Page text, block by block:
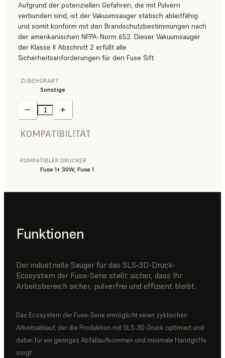
Aufgrund der potenziellen Gefahren, die mit Pulvern
verbunden sind, ist der Vakuumsauger statisch ableitfähig
und somit konform mit den Brandschutzbestimmungen nach
der amerikanischen NFPA-Norm 652. Dieser Vakuumsauger
der Klasse II Abschnitt 2 erfüllt alle
Sicherheitsanforderungen für den Fuse Sift.
ZUBEHÖRART
Sonstige
KOMPATIBILITÄT
KOMPATIBLER DRUCKER
Fuse 1+ 30W, Fuse 1
Funktionen
Der industrielle Sauger für das SLS-3D-Druck-
Ecosystem der Fuse-Serie stellt sicher, dass Ihr
Arbeitsbereich sicher, pulverfrei und effizient bleibt.
Das Ecosystem der Fuse-Serie ermöglicht einen zyklischen
Arbeitsablauf, der die Produktion mit SLS-3D-Druck optimiert und
dabei für ein geringes Abfallaufkommen und minimale Handgriffe
sorgt.